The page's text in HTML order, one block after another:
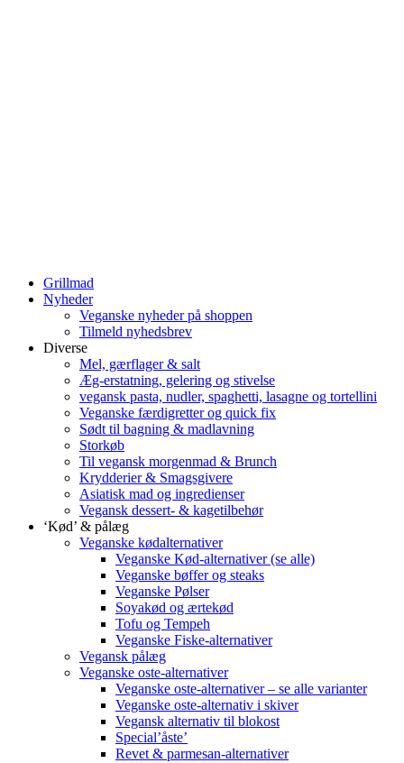
Grillmad
Nyheder
Veganske nyheder på shoppen
Tilmeld nyhedsbrev
Diverse
Mel, gærflager & salt
Æg-erstatning, gelering og stivelse
vegansk pasta, nudler, spaghetti, lasagne og tortellini
Veganske færdigretter og quick fix
Sødt til bagning & madlavning
Storkøb
Til vegansk morgenmad & Brunch
Krydderier & Smagsgivere
Asiatisk mad og ingredienser
Vegansk dessert- & kagetilbehør
‘Kød’ & pålæg
Veganske kødalternativer
Veganske Kød-alternativer (se alle)
Veganske bøffer og steaks
Veganske Pølser
Soyakød og ærtekød
Tofu og Tempeh
Veganske Fiske-alternativer
Vegansk pålæg
Veganske oste-alternativer
Veganske oste-alternativer – se alle varianter
Veganske oste-alternativ i skiver
Vegansk alternativ til blokost
Special’åste’
Revet & parmesan-alternativer